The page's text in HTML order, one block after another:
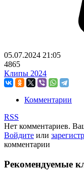
05.07.2024 21:05
4865
Клипы 2024
Комментарии
RSS
Нет комментариев.
Войдите или
комментарии
Рекомендуемые